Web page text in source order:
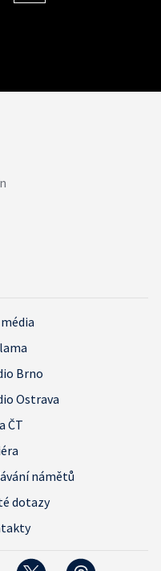
Brno
Ostrava
ČT
námětů
dotazy